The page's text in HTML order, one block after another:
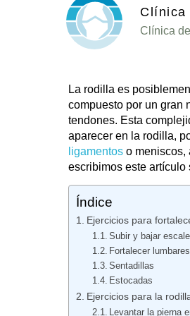
Clínica
Clínica
La rodilla es
compuesto por un gran
tendones. Esta
aparecer en la rodilla,
ligamentoso meniscos,
escribimos este artículo
Índice
Ejercicios para
Subir y bajar
Fortalecer
Sentadillas
Estocadas
Ejercicios para la
Levantar la pierna